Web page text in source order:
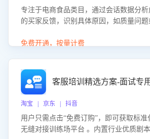
专注于电商食品类目，通过会话数据分
的买家反馈，识别具体原因，如质量问
商家降低退款率，提升售后效率。
免费开通，按量计费
客服培训精选方案-面试专
淘宝 | 京东 | 抖音
用户只需点击“免费订购”，即可获取标准
无缝对接训练场平台 。内置行业优质剧